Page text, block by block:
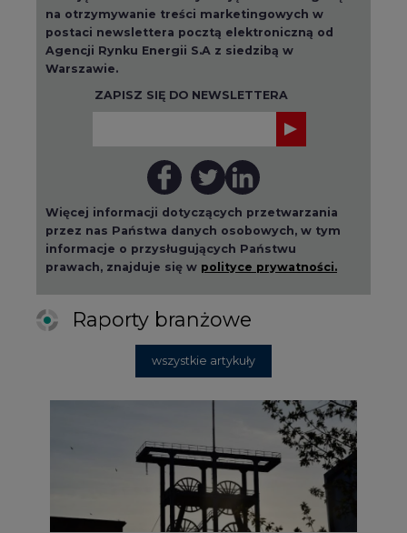
na otrzymywanie treści marketingowych w
postaci newslettera pocztą elektroniczną od
Agencji Rynku Energii S.A z siedzibą w
Warszawie.
ZAPISZ SIĘ DO NEWSLETTERA
Więcej informacji dotyczących przetwarzania
przez nas Państwa danych osobowych, w tym
informacje o przysługujących Państwu
prawach, znajduje się w polityce prywatności.
Raporty branżowe
wszystkie artykuły